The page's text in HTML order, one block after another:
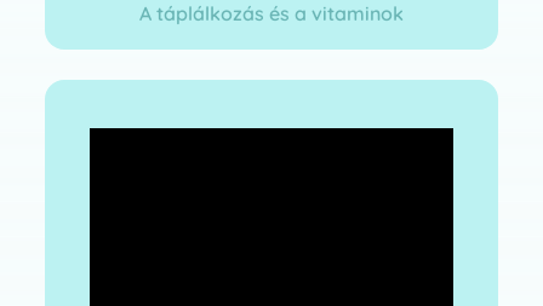
A táplálkozás és a vitaminok